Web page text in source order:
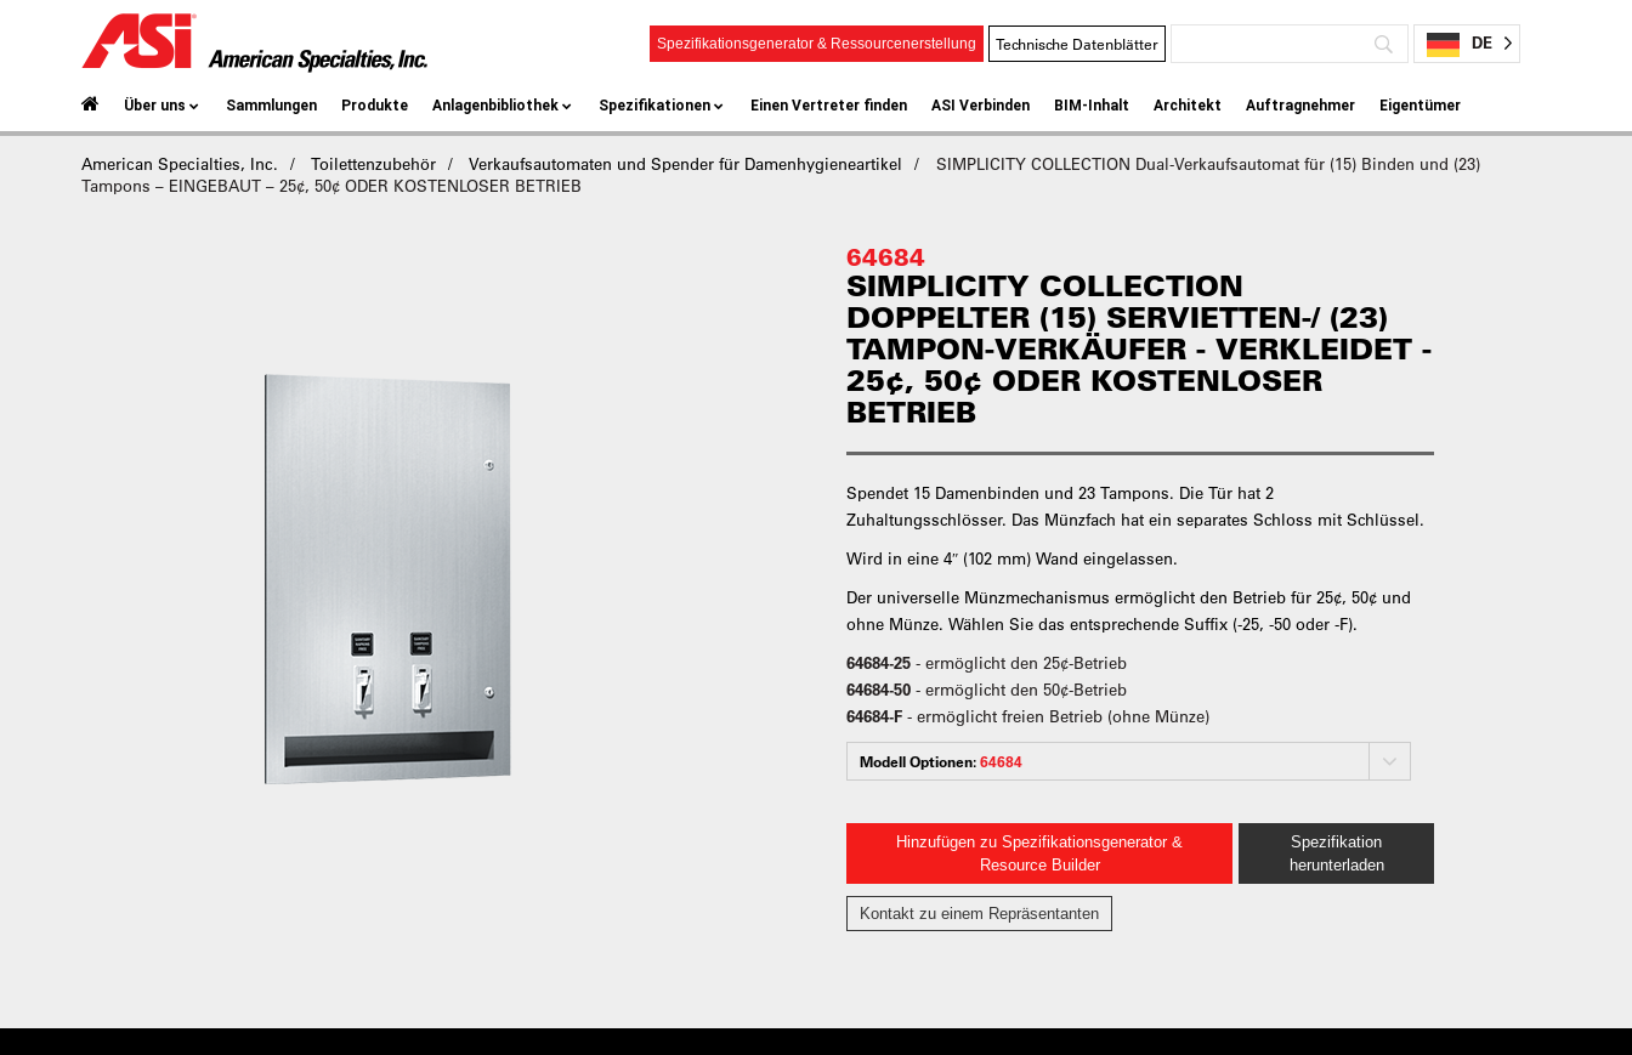
Spezifikationsgenerator & Ressourcenerstellung Technische Datenblätter DE
Über uns Sammlungen Produkte Anlagenbibliothek Spezifikationen Einen Vertreter finden ASI Verbinden BIM-Inhalt Architekt Auftragnehmer Eigentümer
American Specialties, Inc. Toilettenzubehör Verkaufsautomaten und Spender für Damenhygieneartikel
SIMPLICITY COLLECTION Dual-Verkaufsautomat für (15) Binden und (23)
Tampons – EINGEBAUT – 25¢, 50¢ ODER KOSTENLOSER BETRIEB
64684
SIMPLICITY COLLECTION
DOPPELTER (15) SERVIETTEN-/ (23)
TAMPON-VERKÄUFER - VERKLEIDET -
25¢, 50¢ ODER KOSTENLOSER
BETRIEB
Spendet 15 Damenbinden und 23 Tampons. Die Tür hat 2
Zuhaltungsschlösser. Das Münzfach hat ein separates Schloss mit Schlüssel.
Wird in eine 4″ (102 mm) Wand eingelassen.
Der universelle Münzmechanismus ermöglicht den Betrieb für 25¢, 50¢ und
ohne Münze. Wählen Sie das entsprechende Suffix (-25, -50 oder -F).
64684-25 - ermöglicht den 25¢-Betrieb
64684-50 - ermöglicht den 50¢-Betrieb
64684-F - ermöglicht freien Betrieb (ohne Münze)
Modell Optionen:64684
Hinzufügen zu Spezifikationsgenerator &
Resource Builder
Spezifikation
herunterladen
Kontakt zu einem Repräsentanten